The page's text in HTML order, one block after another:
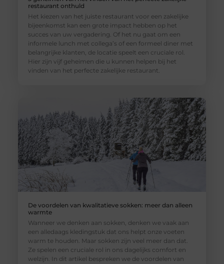
restaurant onthuld
Het kiezen van het juiste restaurant voor een zakelijke
bijeenkomst kan een grote impact hebben op het
succes van uw vergadering. Of het nu gaat om een
informele lunch met collega’s of een formeel diner met
belangrijke klanten, de locatie speelt een cruciale rol.
Hier zijn vijf geheimen die u kunnen helpen bij het
vinden van het perfecte zakelijke restaurant.
De voordelen van kwalitatieve sokken: meer dan alleen
warmte
Wanneer we denken aan sokken, denken we vaak aan
een alledaags kledingstuk dat ons helpt onze voeten
warm te houden. Maar sokken zijn veel meer dan dat.
Ze spelen een cruciale rol in ons dagelijks comfort en
welzijn. In dit artikel bespreken we de voordelen van